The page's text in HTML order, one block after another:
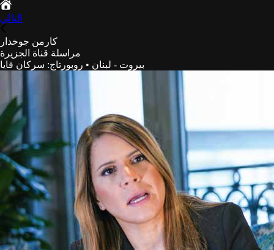
التالي
كارمن جوخدار
مراسلة قناة الجزيرة
بيروت - لبنان • روبورتاج: سركان قايا